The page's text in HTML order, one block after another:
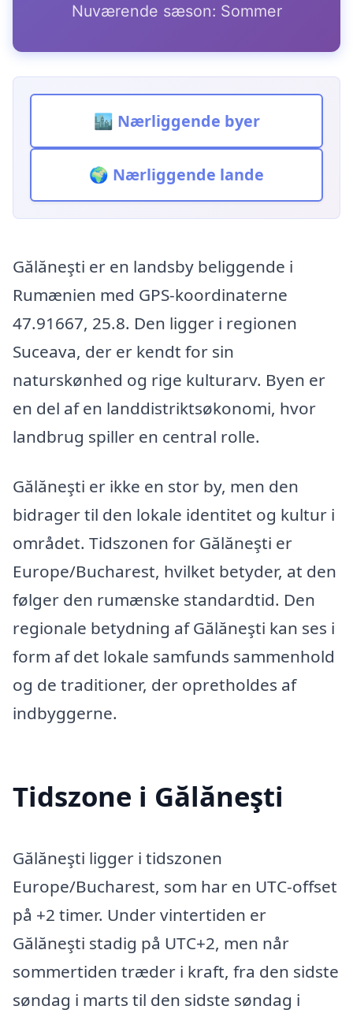
Nuværende sæson: Sommer
🏙️ Nærliggende byer
🌍 Nærliggende lande
Gălăneşti er en landsby beliggende i
Rumænien med GPS-koordinaterne
47.91667, 25.8. Den ligger i regionen
Suceava, der er kendt for sin
naturskønhed og rige kulturarv. Byen er
en del af en landdistriktsøkonomi, hvor
landbrug spiller en central rolle.
Gălăneşti er ikke en stor by, men den
bidrager til den lokale identitet og kultur i
området. Tidszonen for Gălăneşti er
Europe/Bucharest, hvilket betyder, at den
følger den rumænske standardtid. Den
regionale betydning af Gălăneşti kan ses i
form af det lokale samfunds sammenhold
og de traditioner, der opretholdes af
indbyggerne.
Tidszone i Gălăneşti
Gălăneşti ligger i tidszonen
Europe/Bucharest, som har en UTC-offset
på +2 timer. Under vintertiden er
Gălăneşti stadig på UTC+2, men når
sommertiden træder i kraft, fra den sidste
søndag i marts til den sidste søndag i